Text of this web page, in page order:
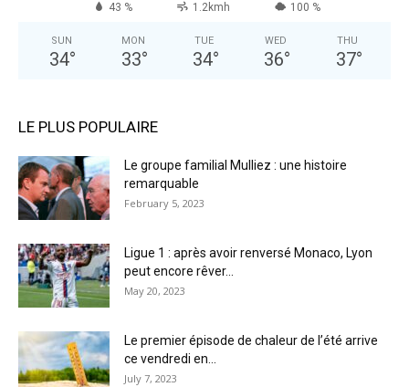
43 % 1.2kmh 100 %
SUN
34°
MON
33°
TUE
34°
WED
36°
THU
37°
LE PLUS POPULAIRE
Le groupe familial Mulliez : une histoire
remarquable
February 5, 2023
Ligue 1 : après avoir renversé Monaco, Lyon
peut encore rêver...
May 20, 2023
Le premier épisode de chaleur de l’été arrive
ce vendredi en...
July 7, 2023